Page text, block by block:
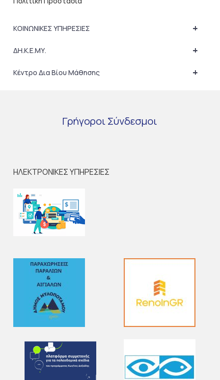
+
ΚΟΙΝΩΝΙΚΕΣ ΥΠΗΡΕΣΙΕΣ
+
ΔΗ.Κ.Ε.ΜΥ.
+
Κέντρο Δια Βίου Μάθησης
Γρήγοροι Σύνδεσμοι
ΗΛΕΚΤΡΟΝΙΚΕΣ ΥΠΗΡΕΣΙΕΣ